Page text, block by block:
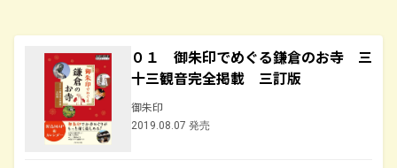
０１ 御朱印でめぐる鎌倉のお寺 三
十三観音完全掲載 三訂版
御朱印
2019.08.07 発売